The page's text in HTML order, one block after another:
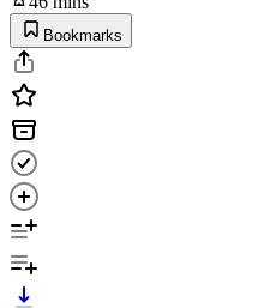
Bookmarks